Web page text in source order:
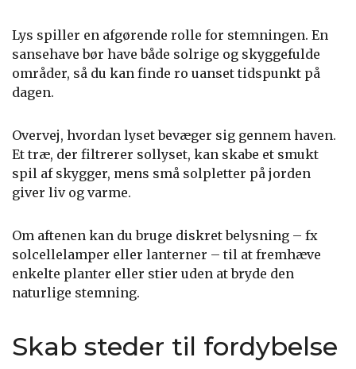
Lys spiller en afgørende rolle for stemningen. En
sansehave bør have både solrige og skyggefulde
områder, så du kan finde ro uanset tidspunkt på
dagen.
Overvej, hvordan lyset bevæger sig gennem haven.
Et træ, der filtrerer sollyset, kan skabe et smukt
spil af skygger, mens små solpletter på jorden
giver liv og varme.
Om aftenen kan du bruge diskret belysning – fx
solcellelamper eller lanterner – til at fremhæve
enkelte planter eller stier uden at bryde den
naturlige stemning.
Skab steder til fordybelse